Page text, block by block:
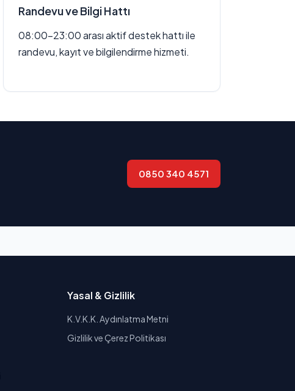
Randevu ve Bilgi Hattı
08:00–23:00 arası aktif destek hattı ile
randevu, kayıt ve bilgilendirme hizmeti.
0850 340 4571
Yasal & Gizlilik
K.V.K.K. Aydınlatma Metni
Gizlilik ve Çerez Politikası